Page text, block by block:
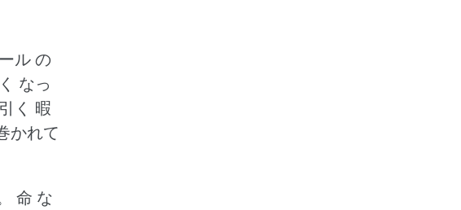
ル の
なっ
く 暇
かれて
命 な